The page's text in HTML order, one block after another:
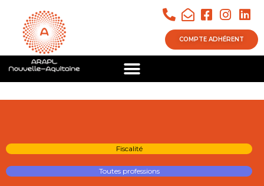
COMPTE ADHÉRENT
Fiscalité
Toutes professions